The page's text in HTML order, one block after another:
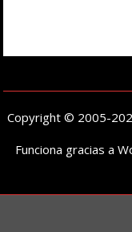
Copyright © 2005-
Funciona gracias a